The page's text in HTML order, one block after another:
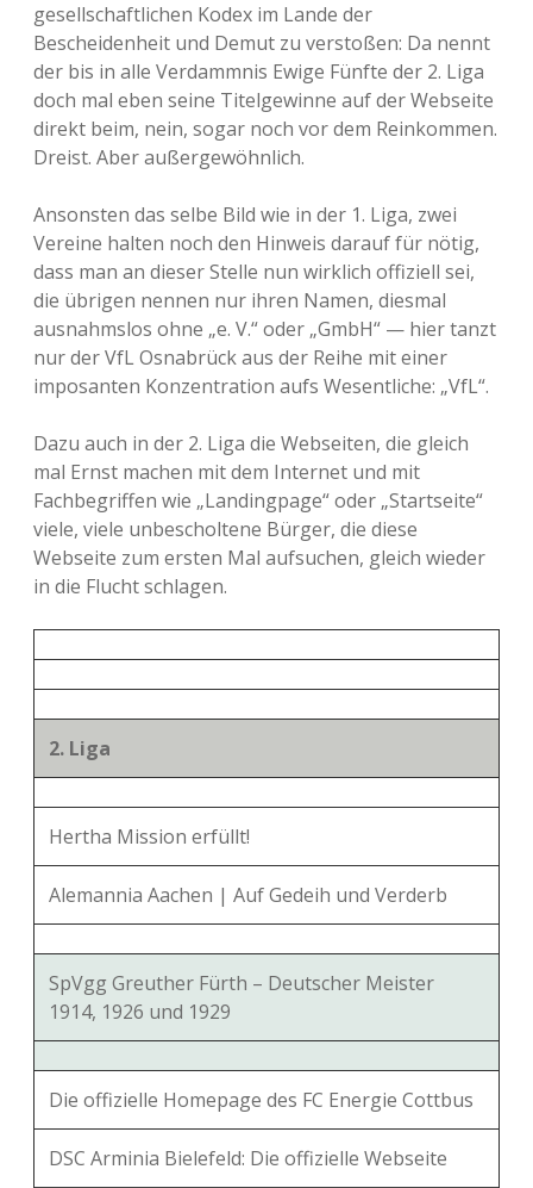
gesellschaftlichen Kodex im Lande der
Bescheidenheit und Demut zu verstoßen: Da nennt
der bis in alle Verdammnis Ewige Fünfte der 2. Liga
doch mal eben seine Titelgewinne auf der Webseite
direkt beim, nein, sogar noch vor dem Reinkommen.
Dreist. Aber außergewöhnlich.
Ansonsten das selbe Bild wie in der 1. Liga, zwei
Vereine halten noch den Hinweis darauf für nötig,
dass man an dieser Stelle nun wirklich offiziell sei,
die übrigen nennen nur ihren Namen, diesmal
ausnahmslos ohne „e. V.“ oder „GmbH“ — hier tanzt
nur der VfL Osnabrück aus der Reihe mit einer
imposanten Konzentration aufs Wesentliche: „VfL“.
Dazu auch in der 2. Liga die Webseiten, die gleich
mal Ernst machen mit dem Internet und mit
Fachbegriffen wie „Landingpage“ oder „Startseite“
viele, viele unbescholtene Bürger, die diese
Webseite zum ersten Mal aufsuchen, gleich wieder
in die Flucht schlagen.
2. Liga
Hertha Mission erfüllt!
Alemannia Aachen | Auf Gedeih und Verderb
SpVgg Greuther Fürth – Deutscher Meister
1914, 1926 und 1929
Die offizielle Homepage des FC Energie Cottbus
DSC Arminia Bielefeld: Die offizielle Webseite